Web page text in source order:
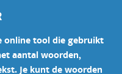
online tool die gebruikt
aantal woorden,
Je kunt de woorden